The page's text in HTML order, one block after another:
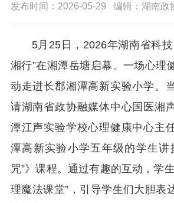
发布时间：2026-05-29 编辑：湖南政
5月25日，2026年湖南省科
湘行”在湘潭岳塘启幕。一场心理
动走进长郡湘潭高新实验小学。
请湖南省政协融媒体中心国医湘
潭江声实验学校心理健康中心主
潭高新实验小学五年级的学生讲
咒”》课程。通过有趣的互动，学
理魔法课堂”，引导学生们大胆表